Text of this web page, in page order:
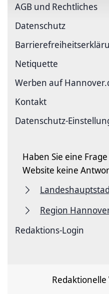
AGB und Rechtliches
Datenschutz
Netiquette
Werben auf
Kontakt
Datenschutz-
Haben Sie eine
Website keine
Region
Redaktions-Login